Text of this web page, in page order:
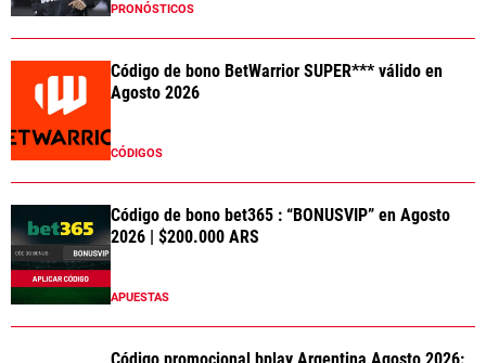
PRONÓSTICOS
Código de bono BetWarrior SUPER*** válido en
Agosto 2026
CÓDIGOS
Código de bono bet365 : “BONUSVIP” en Agosto
2026 | $200.000 ARS
APUESTAS
Código promocional bplay Argentina Agosto 2026: